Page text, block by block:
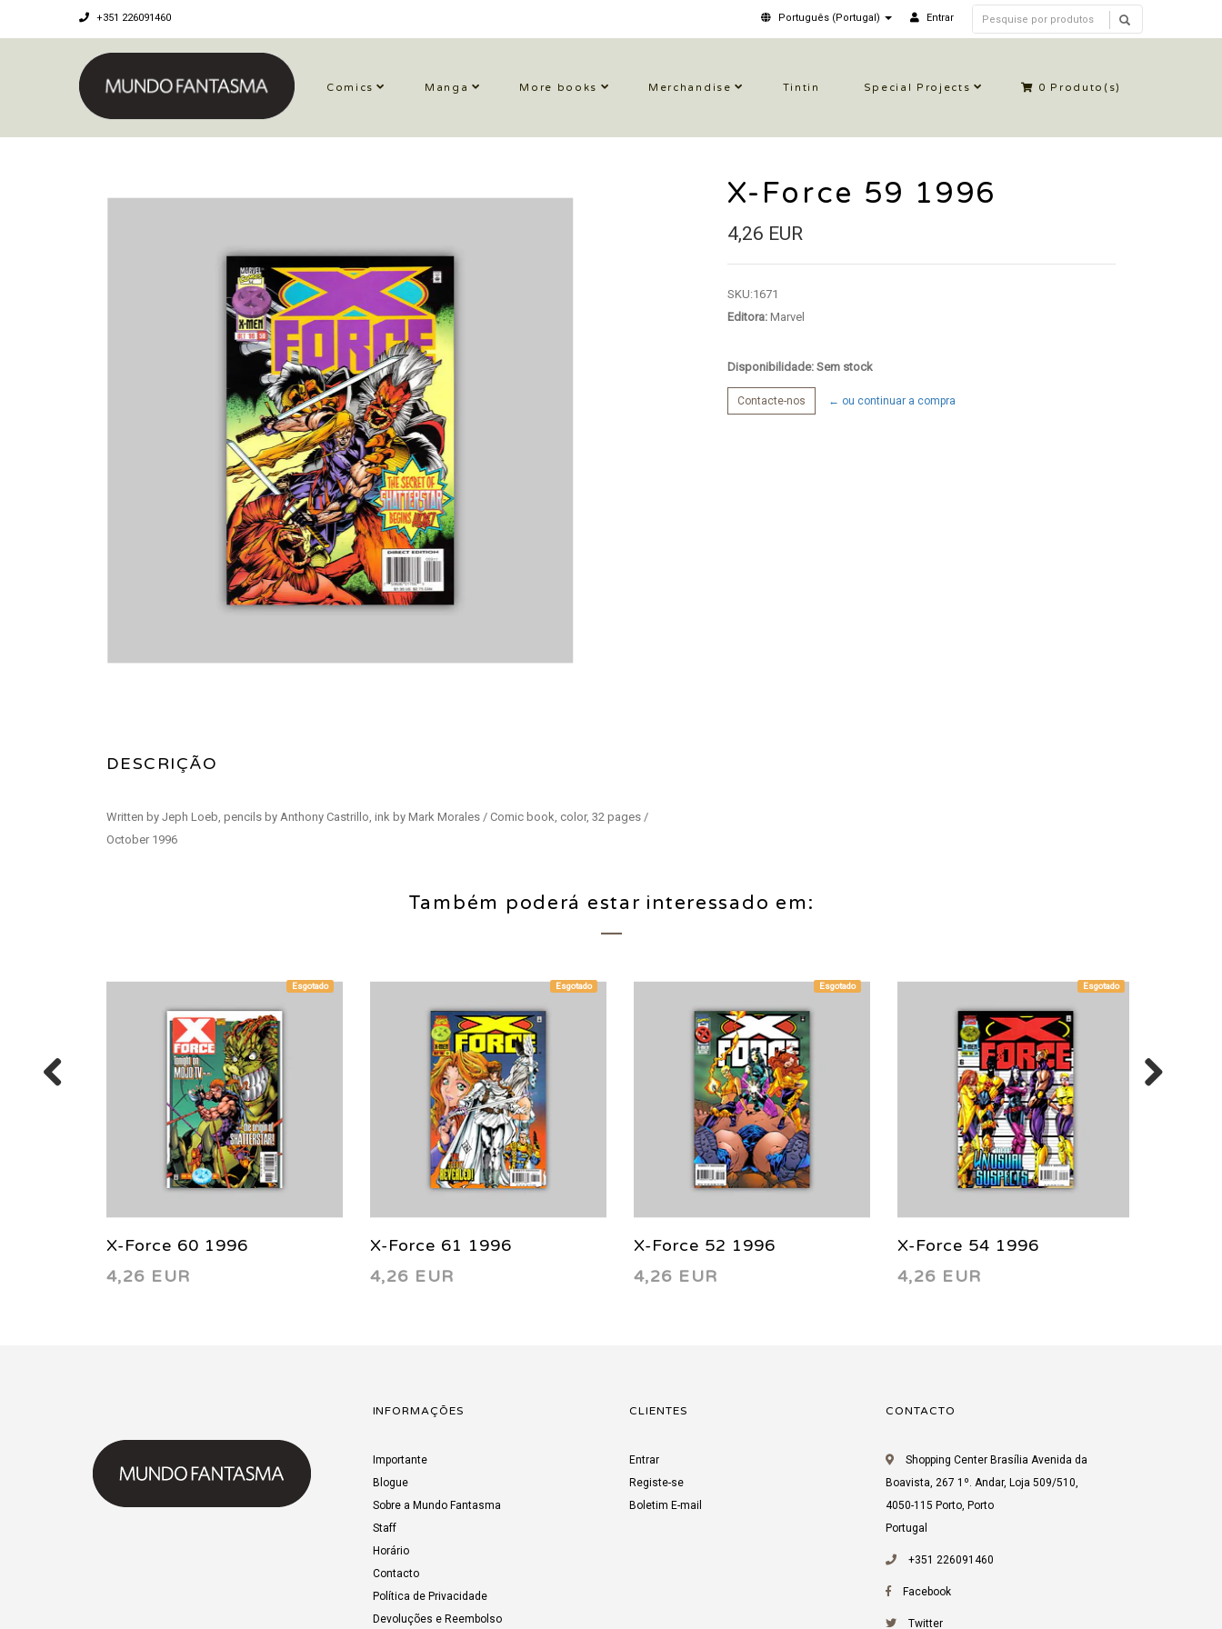
+351 226091460 Português (Portugal) Entrar
Comics Manga More books Merchandise Tintin Special Projects 0 Produto(s)
DESCRIÇÃO
Written by Jeph Loeb, pencils by Anthony Castrillo, ink by Mark Morales / Comic book, color, 32 pages /
October 1996
X-Force 59 1996
4,26 EUR
SKU:1671
Editora:Marvel
Disponibilidade: Sem stock
Contacte-nos ← ou continuar a compra
Também poderá estar interessado em:
Esgotado
X-Force 60 1996
4,26 EUR
Esgotado
X-Force 61 1996
4,26 EUR
Esgotado
X-Force 52 1996
4,26 EUR
Esgotado
X-Force 54 1996
4,26 EUR
INFORMAÇÕES
Importante
Blogue
Sobre a Mundo Fantasma
Staff
Horário
Contacto
Política de Privacidade
Devoluções e Reembolso
CLIENTES
Entrar
Registe-se
Boletim E-mail
CONTACTO
Shopping Center Brasília Avenida da
Boavista, 267 1º. Andar, Loja 509/510,
4050-115 Porto, Porto
Portugal
+351 226091460
Facebook
Twitter